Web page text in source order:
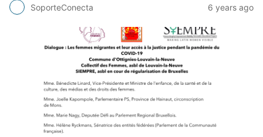
SoporteConecta 6 years ago